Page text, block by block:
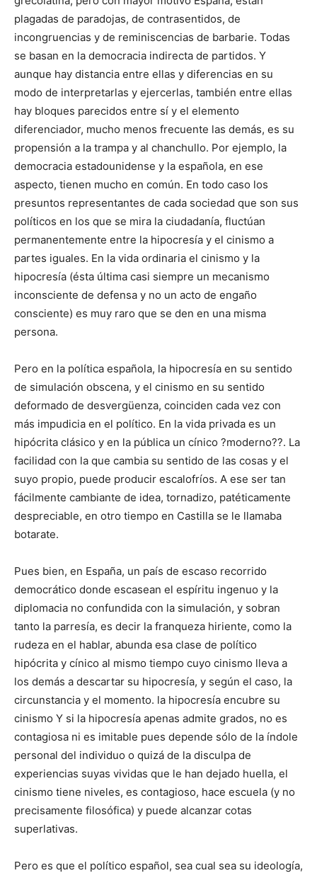
plagadas de paradojas, de con­trasentidos, de
incongruencias y de reminiscencias de barbarie. Todas
se basan en la democracia indirecta de partidos. Y
aunque hay distancia entre ellas y diferencias en su
modo de interpretarlas y ejercerlas, también entre ellas
hay bloques parecidos entre sí y el elemento
diferenciador, mucho menos frecuente las demás, es su
propensión a la trampa y al chanchullo. Por ejemplo, la
democracia estadounidense y la española, en ese
aspecto, tienen mucho en común. En todo caso los
presuntos representantes de cada sociedad que son sus
políticos en los que se mira la ciudadanía, fluctúan
permanentemente entre la hipocresía y el cinismo a
partes iguales. En la vida ordinaria el cinismo y la
hipocresía (ésta última casi siempre un mecanismo
incons­ciente de de­fensa y no un acto de engaño
consciente) es muy raro que se den en una misma
persona.
Pero en la política espa­ñola, la hipocresía en su sentido
de simulación obscena, y el cinismo en su sen­tido
deformado de desvergüenza, coinciden cada vez con
más impudicia en el político. En la vida privada es un
hipócrita clásico y en la pública un cínico ?moderno??. La
facilidad con la que cambia su sentido de las cosas y el
suyo propio, puede producir escalofríos. A ese ser tan
fácilmente cambiante de idea, tornadizo, patéticamente
despreciable, en otro tiempo en Castilla se le llamaba
botarate.
Pues bien, en España, un país de escaso recorrido
democrático donde esca­sean el espíritu ingenuo y la
diplomacia no confundida con la simulación, y sobran
tanto la parresía, es decir la franqueza hiriente, como la
rudeza en el hablar, abunda esa clase de político
hipócrita y cínico al mismo tiempo cuyo cinismo lleva a
los demás a descartar su hipocresía, y según el caso, la
circunstancia y el mo­mento. la hipocresía encubre su
cinismo Y si la hipocresía apenas admite grados, no es
conta­giosa ni es imitable pues depende sólo de la índole
personal del individuo o quizá de la disculpa de
experiencias suyas vividas que le han dejado huella, el
cinismo tiene niveles, es contagioso, hace escuela (y no
precisamente filosófica) y puede alcanzar cotas
superlativas.
Pero es que el político español, sea cual sea su ideología,